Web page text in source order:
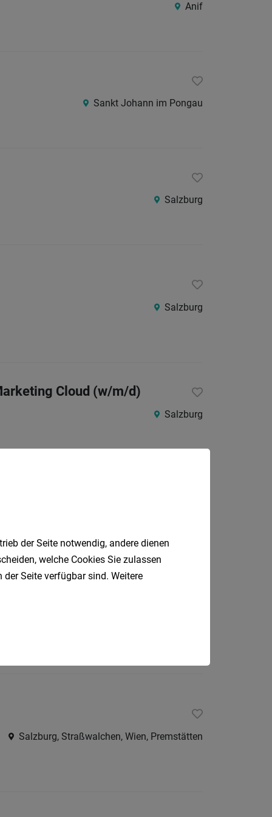
Anif
Sankt Johann im Pongau
Salzburg
Salzburg
Cloud (w/m/d)
Salzburg
Salzburg, Straßwalchen, Wien, Premstätten
der Seite notwendig, andere dienen
welche Cookies Sie zulassen
Seite verfügbar sind. Weitere